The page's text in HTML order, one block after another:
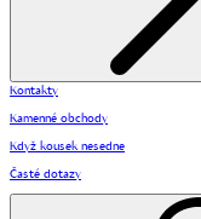
Kontakty
Kamenné obchody
Když kousek nesedne
Časté dotazy